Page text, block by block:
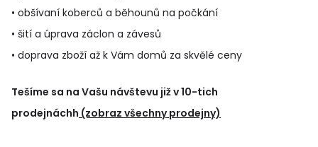
• obšívaní koberců a běhounů na počkání
• šití a úprava záclon a závesů
• doprava zboží až k Vám domů za skvělé ceny
Tešíme sa na Vašu návštevu již v 10-tich
prodejnáchh (zobraz všechny prodejny)